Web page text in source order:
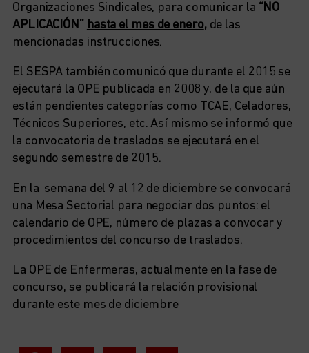
Organizaciones Sindicales, para comunicar la “NO
APLICACIÓN” hasta el mes de enero,de las
mencionadas instrucciones.
El SESPA también comunicó que durante el 2015 se
ejecutará la OPE publicada en 2008 y, de la que aún
están pendientes categorías como TCAE, Celadores,
Técnicos Superiores, etc. Así mismo se informó que
la convocatoria de traslados se ejecutará en el
segundo semestre de 2015.
En la semana del 9 al 12 de diciembre se convocará
una Mesa Sectorial para negociar dos puntos: el
calendario de OPE, número de plazas a convocar y
procedimientos del concurso de traslados.
La OPE de Enfermeras, actualmente en la fase de
concurso, se publicará la relación provisional
durante este mes de diciembre